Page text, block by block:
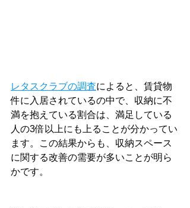
レタスクラブの調査によると、賃貸物
件に入居されているの中で、収納に不
満を抱えている割合は、満足している
人の3倍以上にも上ることが分かってい
ます。この結果からも、収納スペース
に関する改善の需要が多いことが明ら
かです。